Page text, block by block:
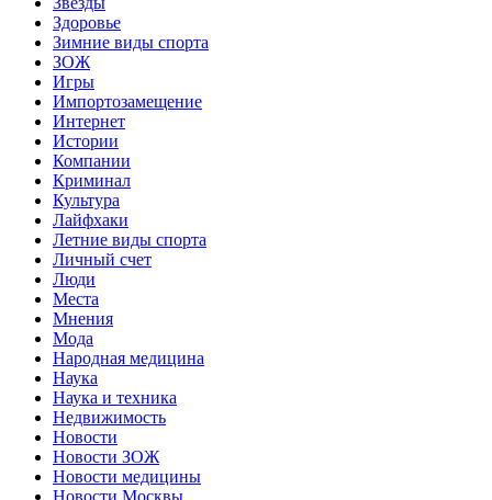
Здоровье
Зимние виды спорта
ЗОЖ
Игры
Импортозамещение
Интернет
Истории
Компании
Криминал
Культура
Лайфхаки
Летние виды спорта
Личный счет
Люди
Места
Мнения
Мода
Народная медицина
Наука
Наука и техника
Недвижимость
Новости
Новости ЗОЖ
Новости медицины
Новости Москвы